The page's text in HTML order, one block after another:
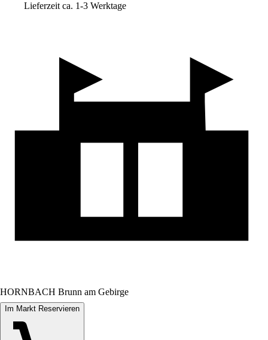
Lieferzeit ca. 1-3 Werktage
HORNBACH Brunn am Gebirge
Im Markt Reservieren